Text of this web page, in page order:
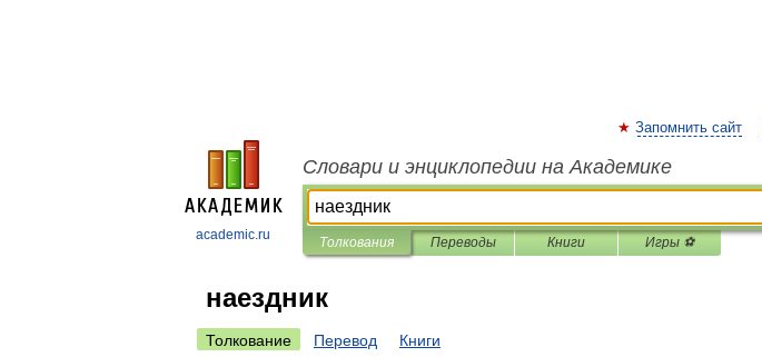
academic.ru
Запомнить сайт
Словари и энциклопедии на Академике
Толкования Переводы Книги Игры ⚽
наездник
Толкование Перевод Книги